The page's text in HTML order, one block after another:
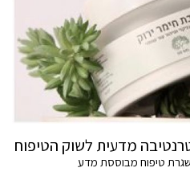
טיפוח מבוססת מדע